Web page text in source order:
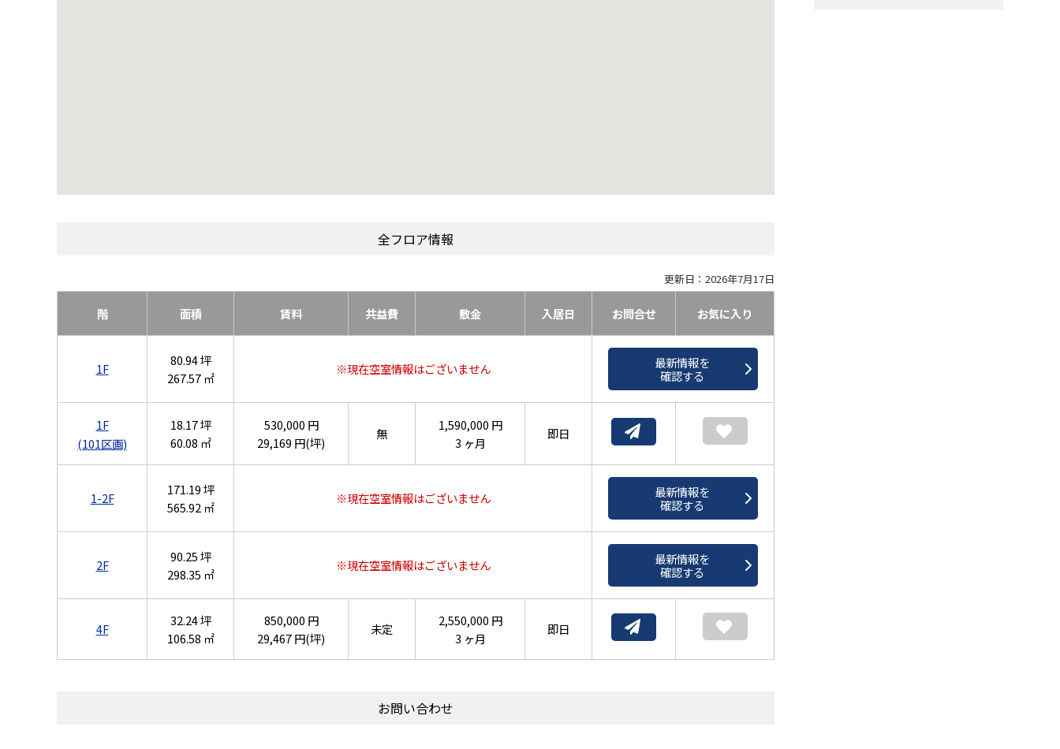
全フロア情報
更新日：2026年7月17日
階 面積 賃料 共益費 敷金 入居日 お問合せ お気に入り
1F
80.94 坪
267.57 ㎡
※現在空室情報はございません
最新情報を
確認する
1F
(101区画)
18.17 坪
60.08 ㎡
530,000 円
29,169 円(坪)
無
1,590,000 円
3 ヶ月
即日
1-2F
171.19 坪
565.92 ㎡
※現在空室情報はございません
最新情報を
確認する
2F
90.25 坪
298.35 ㎡
※現在空室情報はございません
最新情報を
確認する
4F
32.24 坪
106.58 ㎡
850,000 円
29,467 円(坪)
未定
2,550,000 円
3 ヶ月
即日
お問い合わせ